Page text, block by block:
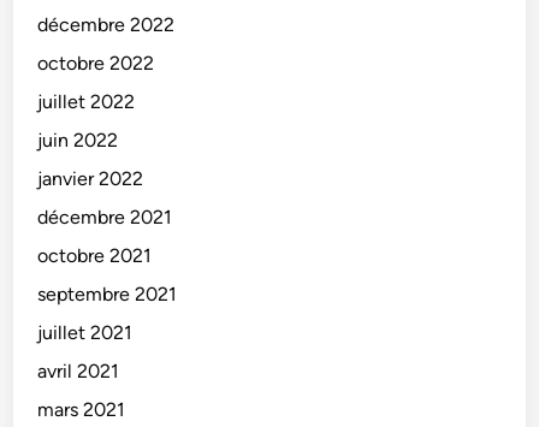
décembre 2022
octobre 2022
juillet 2022
juin 2022
janvier 2022
décembre 2021
octobre 2021
septembre 2021
juillet 2021
avril 2021
mars 2021